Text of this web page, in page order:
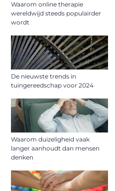
Waarom online therapie
wereldwijd steeds populairder
wordt
De nieuwste trends in
tuingereedschap voor 2024
Waarom duizeligheid vaak
langer aanhoudt dan mensen
denken